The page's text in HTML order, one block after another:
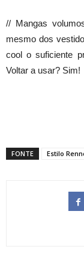
// Mangas
mesmo dos
cool o suficiente
Voltar a usar? Sim!
FONTE Estilo